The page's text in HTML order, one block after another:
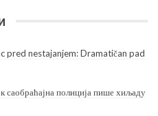
pred nestajanjem: Dramatičan pad
саобраћајна полиција пише хиљаду